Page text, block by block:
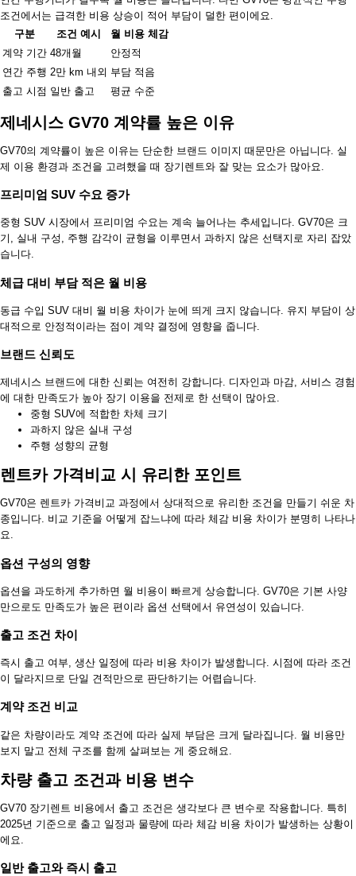
조건에서는 급격한 비용 상승이 적어 부담이 덜한 편이에요.
구분
조건 예시
월 비용 체감
계약 기간 48개월
안정적
연간 주행 2만 km 내외 부담 적음
출고 시점 일반 출고 평균 수준
제네시스 GV70 계약률 높은 이유
GV70의 계약률이 높은 이유는 단순한 브랜드 이미지 때문만은 아닙니다. 실
제 이용 환경과 조건을 고려했을 때 장기렌트와 잘 맞는 요소가 많아요.
프리미엄 SUV 수요 증가
중형 SUV 시장에서 프리미엄 수요는 계속 늘어나는 추세입니다. GV70은 크
기, 실내 구성, 주행 감각이 균형을 이루면서 과하지 않은 선택지로 자리 잡았
습니다.
체급 대비 부담 적은 월 비용
동급 수입 SUV 대비 월 비용 차이가 눈에 띄게 크지 않습니다. 유지 부담이 상
대적으로 안정적이라는 점이 계약 결정에 영향을 줍니다.
브랜드 신뢰도
제네시스 브랜드에 대한 신뢰는 여전히 강합니다. 디자인과 마감, 서비스 경험
에 대한 만족도가 높아 장기 이용을 전제로 한 선택이 많아요.
중형 SUV에 적합한 차체 크기
과하지 않은 실내 구성
주행 성향의 균형
렌트카 가격비교 시 유리한 포인트
GV70은 렌트카 가격비교 과정에서 상대적으로 유리한 조건을 만들기 쉬운 차
종입니다. 비교 기준을 어떻게 잡느냐에 따라 체감 비용 차이가 분명히 나타나
요.
옵션 구성의 영향
옵션을 과도하게 추가하면 월 비용이 빠르게 상승합니다. GV70은 기본 사양
만으로도 만족도가 높은 편이라 옵션 선택에서 유연성이 있습니다.
출고 조건 차이
즉시 출고 여부, 생산 일정에 따라 비용 차이가 발생합니다. 시점에 따라 조건
이 달라지므로 단일 견적만으로 판단하기는 어렵습니다.
계약 조건 비교
같은 차량이라도 계약 조건에 따라 실제 부담은 크게 달라집니다. 월 비용만
보지 말고 전체 구조를 함께 살펴보는 게 중요해요.
차량 출고 조건과 비용 변수
GV70 장기렌트 비용에서 출고 조건은 생각보다 큰 변수로 작용합니다. 특히
2025년 기준으로 출고 일정과 물량에 따라 체감 비용 차이가 발생하는 상황이
에요.
일반 출고와 즉시 출고